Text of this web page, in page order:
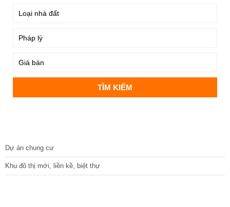
Dự án chung cư
Khu đô thị mới, liền kề, biệt thự